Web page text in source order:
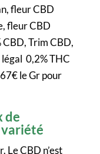
fleur CBD
fleur CBD
Trim CBD,
0,2% THC
le Gr pour
de
Le CBD n’est